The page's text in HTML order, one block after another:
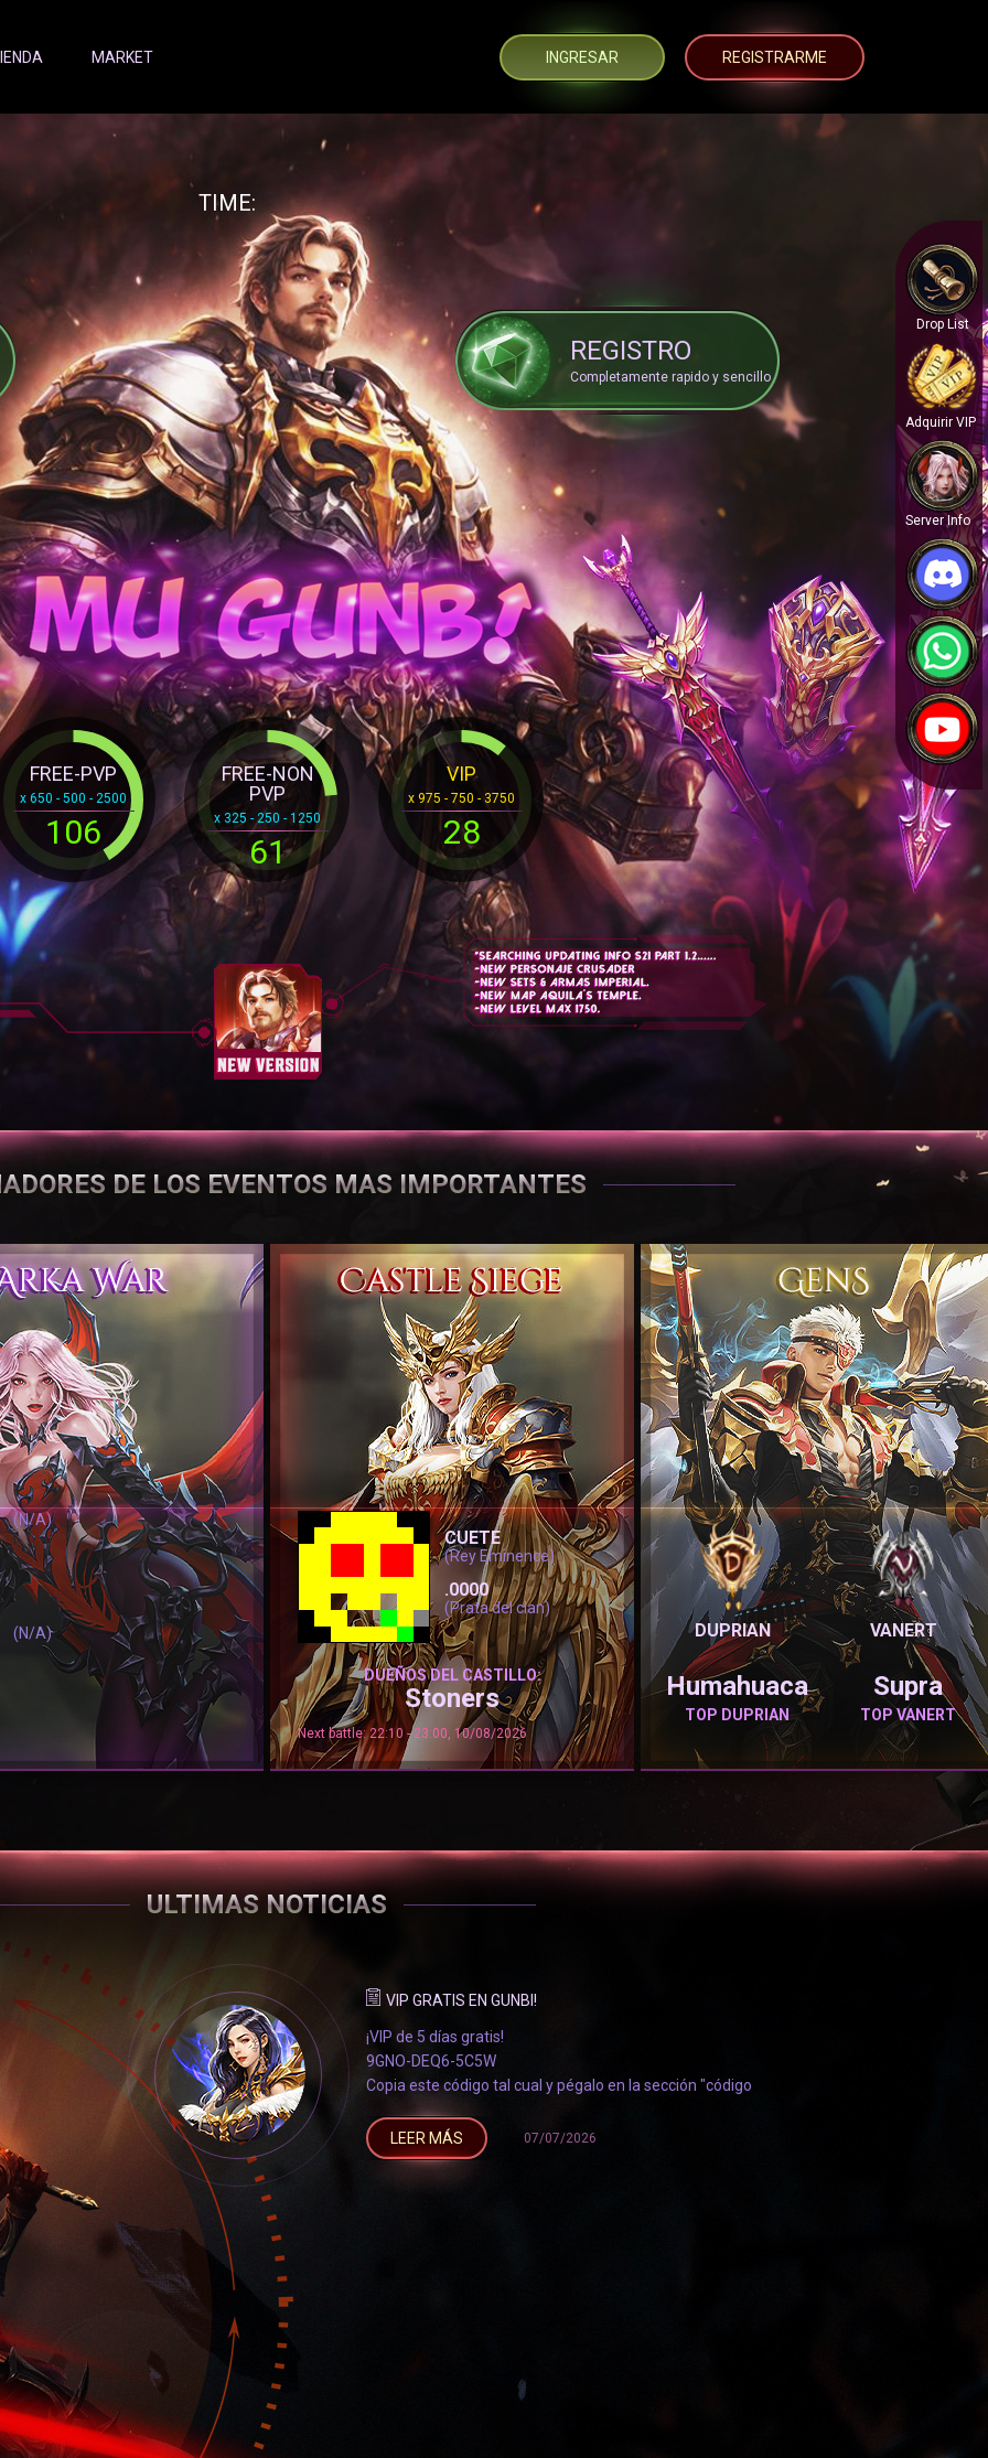
Drop List
Adquirir VIP
Server Info
MARKET INGRESAR REGISTRARME
TIME:
REGISTRO
Completamente rapido y sencillo
FREE-PVP
x 650 - 500 - 2500
106
FREE-NON
PVP
x 325 - 250 - 1250
61
VIP
x 975 - 750 - 3750
28
DE LOS EVENTOS MAS IMPORTANTES
(N/A)
(N/A)
CUETE
(Rey Eminence)
.0000
(Prata del clan)
DUEÑOS DEL CASTILLO:
Stoners
Next battle: 22:10 - 23:00, 10/08/2026
DUPRIAN
Humahuaca
TOP DUPRIAN
VANERT
Supra
TOP VANERT
ULTIMAS NOTICIAS
VIP GRATIS EN GUNBI!
¡VIP de 5 días gratis!
9GNO-DEQ6-5C5W
Copia este código tal cual y pégalo en la sección "código
promocional" del panel de usuario:
https://gunbi.net/usercp/promo
¡Estará disponible para canjear hasta el 9 de julio!
LEER MÁS 07/07/2026